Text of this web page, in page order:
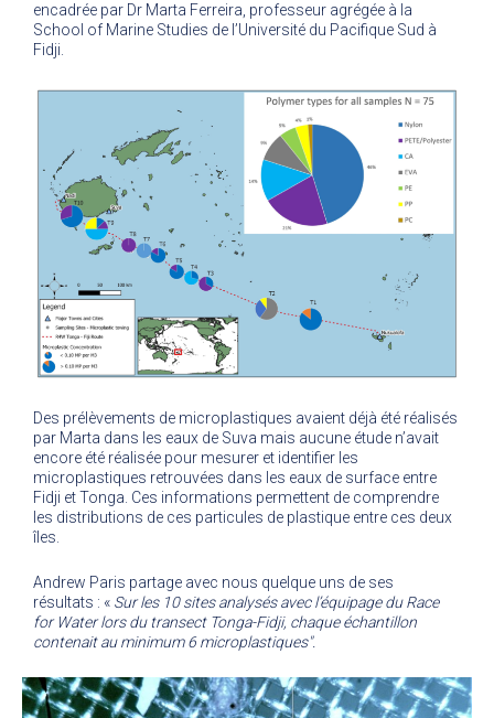
encadrée par Dr Marta Ferreira, professeur agrégée à la
School of Marine Studies de l’Université du Pacifique Sud à
Fidji.
Des prélèvements de microplastiques avaient déjà été réalisés
par Marta dans les eaux de Suva mais aucune étude n’avait
encore été réalisée pour mesurer et identifier les
microplastiques retrouvées dans les eaux de surface entre
Fidji et Tonga. Ces informations permettent de comprendre
les distributions de ces particules de plastique entre ces deux
îles.
Andrew Paris partage avec nous quelque uns de ses
résultats : « Sur les 10 sites analysés avec l’équipage du Race
for Water lors du transect Tonga-Fidji, chaque échantillon
contenait au minimum 6 microplastiques".